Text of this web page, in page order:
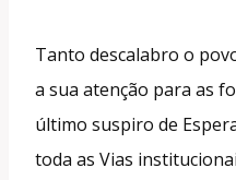
Tanto descalabro o
a sua atenção para as
último suspiro de
toda as Vias